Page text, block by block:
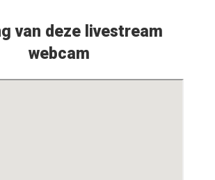
van deze livestream
webcam